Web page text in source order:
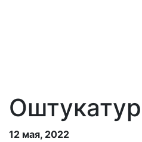
12 мая, 2022